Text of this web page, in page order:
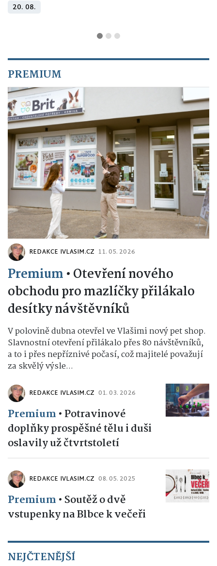
20. 08.
PREMIUM
REDAKCE IVLASIM.CZ 11. 05. 2026
Premium • Otevření nového
obchodu pro mazlíčky přilákalo
desítky návštěvníků
V polovině dubna otevřel ve Vlašimi nový pet shop.
Slavnostní otevření přilákalo přes 80 návštěvníků,
a to i přes nepříznivé počasí, což majitelé považují
za skvělý výsle...
REDAKCE IVLASIM.CZ 01. 03. 2026
Premium • Potravinové
doplňky prospěšné tělu i duši
oslavily už čtvrtstoletí
REDAKCE IVLASIM.CZ 08. 05. 2025
Premium • Soutěž o dvě
vstupenky na Blbce k večeři
NEJČTENĚJŠÍ